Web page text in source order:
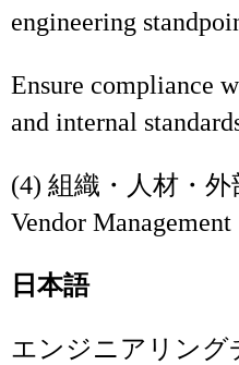
engineering
Ensure compliance
and internal
(4) 組織・人材・外
Vendor Management
日本語
エンジニアリング